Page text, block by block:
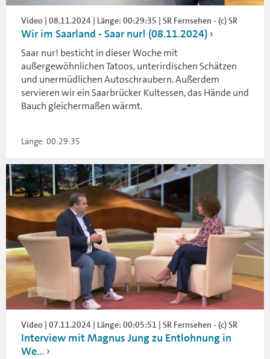
Video | 08.11.2024 | Länge: 00:29:35 | SR Fernsehen - (c) SR
Wir im Saarland - Saar nur! (08.11.2024)
Saar nur! besticht in dieser Woche mit
außergewöhnlichen Tatoos, unterirdischen Schätzen
und unermüdlichen Autoschraubern. Außerdem
servieren wir ein Saarbrücker Kultessen, das Hände und
Bauch gleichermaßen wärmt.
Länge: 00:29:35
Video | 07.11.2024 | Länge: 00:05:51 | SR Fernsehen - (c) SR
Interview mit Magnus Jung zu Entlohnung in
We...